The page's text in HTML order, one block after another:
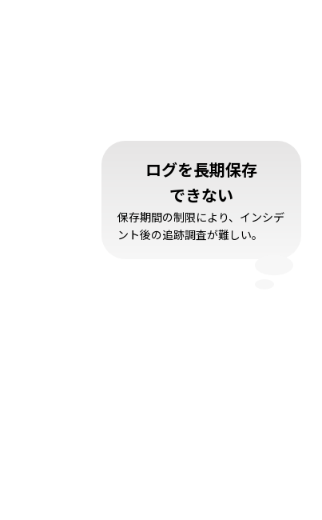
ログを長期保存
できない
保存期間の制限により、インシデ
ント後の追跡調査が難しい。